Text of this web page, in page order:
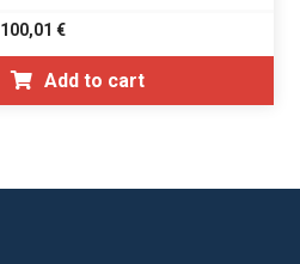
100,01 €
Add to cart